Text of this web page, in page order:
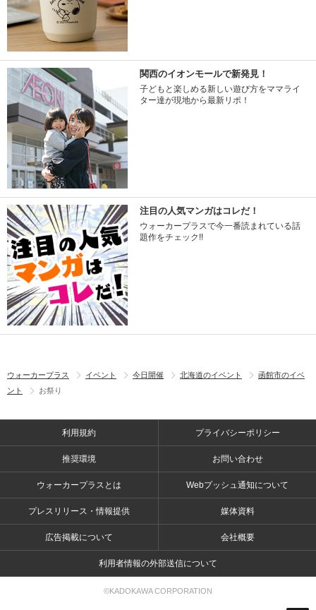
関西のイオンモールで新発見！
子どもと楽しめる新しい遊び方をママライ
ター達が現地から最新リポ！
注目の人気マンガはコレだ！
ウォーカープラスで今一番読まれている話
題作をチェック!!
ウォーカープラス イベント 今日開催 北海道のイベント
函館市のイベ
ント
お祭り
利用規約 プライバシーポリシー
推奨環境 お問い合わせ
ウォーカープラスとは Webプッシュ通知について
プレスリリース・情報提供 媒体資料
広告掲載について 会社概要
利用者情報の外部送信について
©KADOKAWA CORPORATION